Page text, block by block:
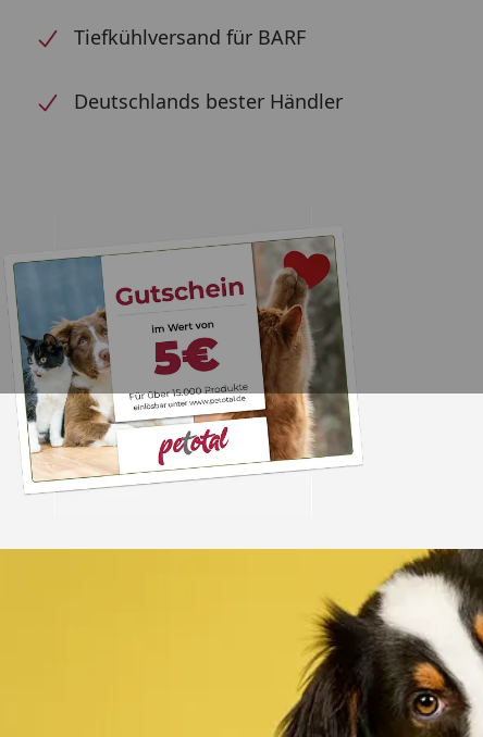
Tiefkühlversand für BARF
Deutschlands bester Händler
„Alles top. Hat wie
geklappt, sehr
30.07.2026